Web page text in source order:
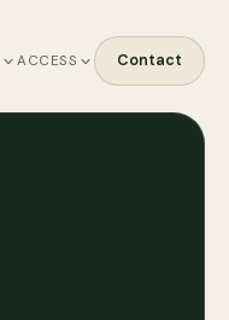
ACCESS Contact